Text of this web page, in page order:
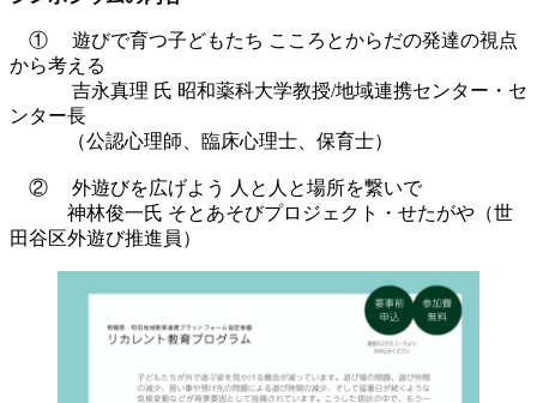
① 遊びで育つ子どもたち こころとからだの発達の視点
から考える
吉永真理 氏 昭和薬科大学教授/地域連携センター・セ
ンター長
（公認心理師、臨床心理士、保育士）
② 外遊びを広げよう 人と人と場所を繋いで
神林俊一氏 そとあそびプロジェクト・せたがや（世
田谷区外遊び推進員）